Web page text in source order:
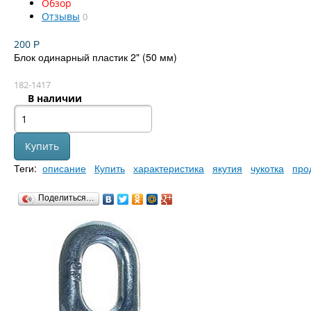
Обзор
Отзывы 0
200 Р
Блок одинарный пластик 2" (50 мм)
182-1417
В наличии
Теги: описание Купить характеристика якутия чукотка
Поделиться…